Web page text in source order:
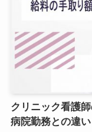
クリニック看護
病院勤務との違い